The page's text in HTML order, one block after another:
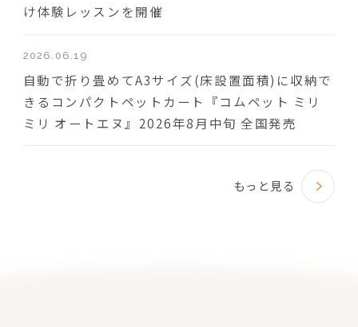
け体験レッスンを開催
2026.06.19
自動で折り畳めてA3サイズ(床設置面積)に収納で
きるコンパクトペットカート『コムペット ミリ
ミリ オートエヌ』2026年8月中旬 全国発売
もっと見る